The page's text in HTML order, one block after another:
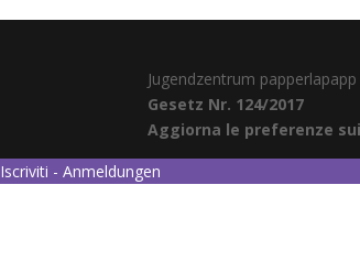
Jugendzentrum
Gesetz Nr. 124/2017
Aggiorna le preferenze
Iscriviti - Anmeldungen